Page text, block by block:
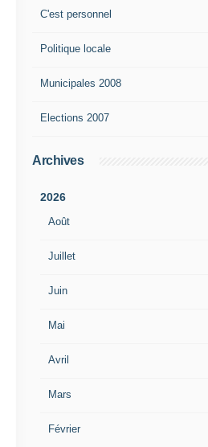
C'est personnel
Politique locale
Municipales 2008
Elections 2007
Archives
2026
Août
Juillet
Juin
Mai
Avril
Mars
Février